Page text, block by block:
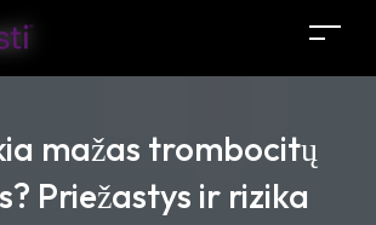
mažas trombocitų
Priežastys ir rizika